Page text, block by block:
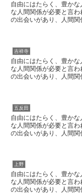
自由にはたらく、豊か
な人間関係が必要と言
の出会いがあり、人間
吉祥寺
自由にはたらく、豊か
な人間関係が必要と言
の出会いがあり、人間
五反田
自由にはたらく、豊か
な人間関係が必要と言
の出会いがあり、人間
上野
自由にはたらく、豊か
な人間関係が必要と言
の出会いがあり、人間